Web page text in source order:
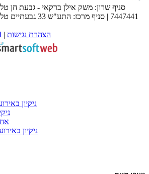
סניף שרון: משק אילן ברקאי - גבעת חן
7447441 | סניף מרכז: התע"ש 33 גבעתיים טל:
| הצהרת נגישות
ניקיון
ניקיון